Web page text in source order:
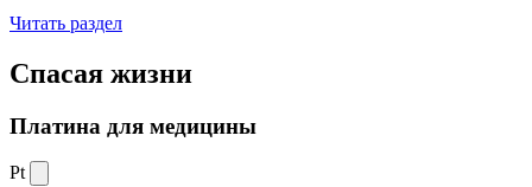
Читать раздел
Спасая жизни
Платина для медицины
Pt